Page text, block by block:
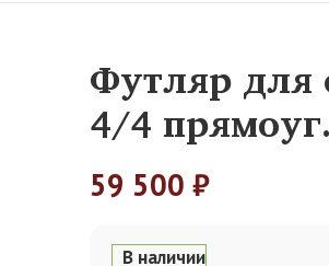
Футляр для
4/4
59 500 ₽
В наличии